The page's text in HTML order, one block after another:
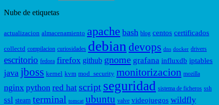
Nube de etiquetas
actualizacion almacenamiento apache bash blog centos certificados
collectd compilacion curiosidades debian devops dns docker drivers
escritorio fedora firefox github gnome grafana influxdb iptables
java jboss kernel kvm mod_security monitorizacion mozilla
nginx python red hat script seguridad sistema de ficheros ssh
ssl steam terminal tomcat ubuntu valve videojuegos wildfly